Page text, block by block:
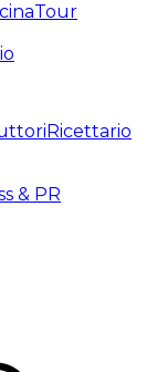
Tour
Ricettario
& PR